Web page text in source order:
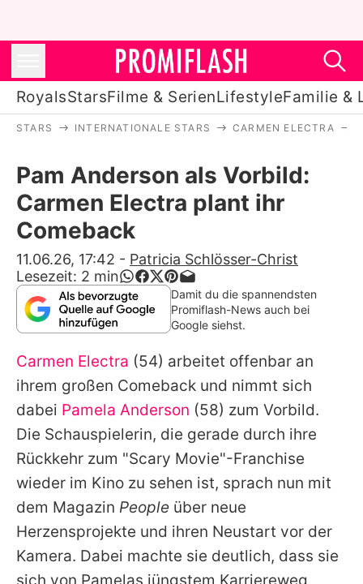
RoyalsStarsFilme & SerienLifestyleFamilie &
Stars
Filme & Serien
Lifestyle
Familie & Liebe
Promiflash Exklusiv
Alle Themen auf Promiflash
Jobs
App runterladen
Team
Redaktionelle Richtlinien
Impressum
STARS INTERNATIONALE STARS CARMEN ELECTRA
Pam Anderson als Vorbild:
Carmen Electra plant ihr
Comeback
11.06.26, 17:42 - Patricia Schlösser-Christ
Lesezeit: 2 min
Damit du die spannendsten
Promiflash-News auch bei
Google siehst.
Carmen Electra (54) arbeitet offenbar an
ihrem großen Comeback und nimmt sich
dabei Pamela Anderson (58) zum Vorbild.
Die Schauspielerin, die gerade durch ihre
Rückkehr zum "Scary Movie"-Franchise
wieder im Kino zu sehen ist, sprach nun mit
dem Magazin People über neue
Herzensprojekte und ihren Neustart vor der
Kamera. Dabei machte sie deutlich, dass sie